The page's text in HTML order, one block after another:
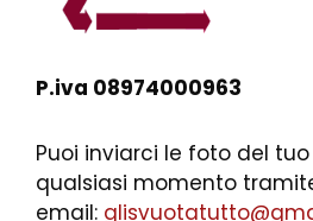
P.iva 08974000963
Puoi inviarci le foto del
qualsiasi momento
email: